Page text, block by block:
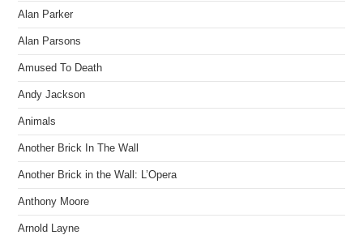
Alan Parker
Alan Parsons
Amused To Death
Andy Jackson
Animals
Another Brick In The Wall
Another Brick in the Wall: L’Opera
Anthony Moore
Arnold Layne